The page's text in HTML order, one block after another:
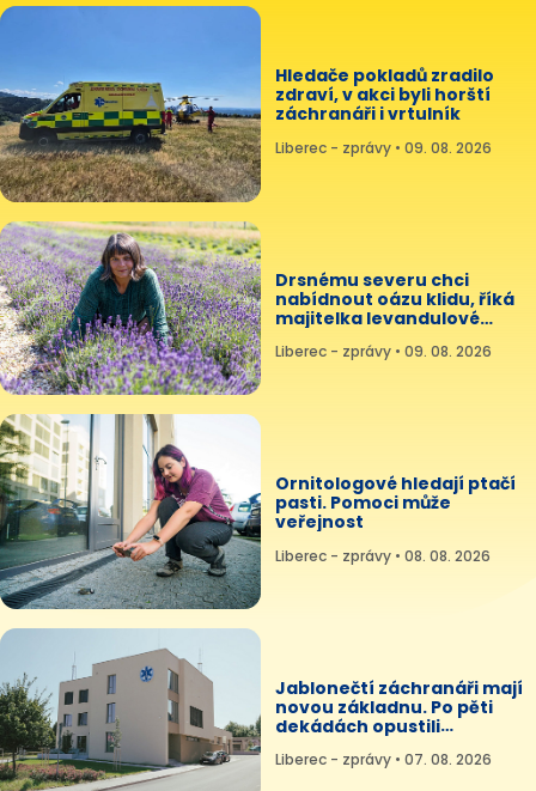
Hledače pokladů zradilo
zdraví, v akci byli horští
záchranáři i vrtulník
Liberec - zprávy • 09. 08. 2026
Drsnému severu chci
nabídnout oázu klidu, říká
majitelka levandulové
Liberec - zprávy • 09. 08. 2026
Ornitologové hledají ptačí
pasti. Pomoci může
veřejnost
Liberec - zprávy • 08. 08. 2026
Jablonečtí záchranáři mají
novou základnu. Po pěti
dekádách opustili
Liberec - zprávy • 07. 08. 2026